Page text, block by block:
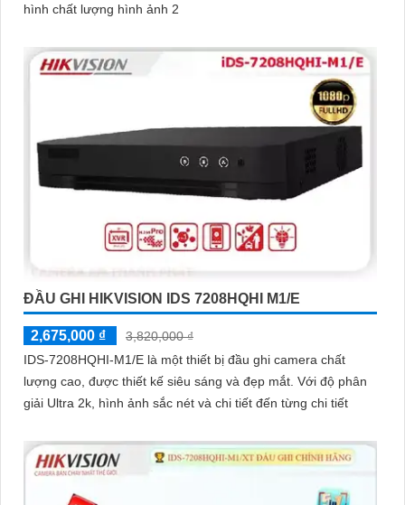
hình chất lượng hình ảnh 2
ĐẦU GHI HIKVISION IDS 7208HQHI M1/E
2,675,000 ₫
3,820,000 ₫
IDS-7208HQHI-M1/E là một thiết bị đầu ghi camera chất
lượng cao, được thiết kế siêu sáng và đẹp mắt. Với độ phân
giải Ultra 2k, hình ảnh sắc nét và chi tiết đến từng chi tiết